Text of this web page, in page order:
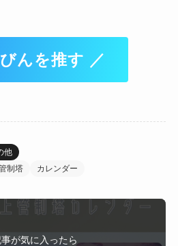
んを推す ／
他
制塔 カレンダー
が気に入ったら